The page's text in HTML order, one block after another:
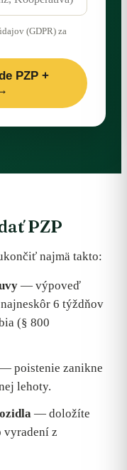
(GDPR) za
PZP +
PZP
najmä takto:
— výpoveď
6 týždňov
(§ 800
— poistenie zanikne
lehoty.
— doložíte
vyradení z